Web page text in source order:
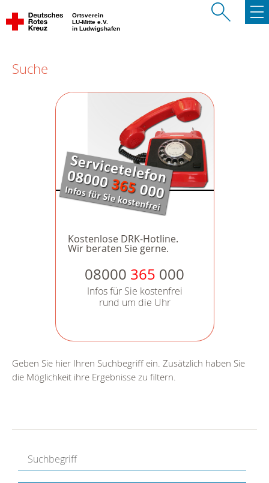
Ortsverein
LU-Mitte e.V.
in Ludwigshafen
Suche
Kostenlose DRK-Hotline.
Wir beraten Sie gerne.
08000 365 000
Infos für Sie kostenfrei
rund um die Uhr
Geben Sie hier Ihren Suchbegriff ein. Zusätzlich haben Sie
die Möglichkeit ihre Ergebnisse zu filtern.